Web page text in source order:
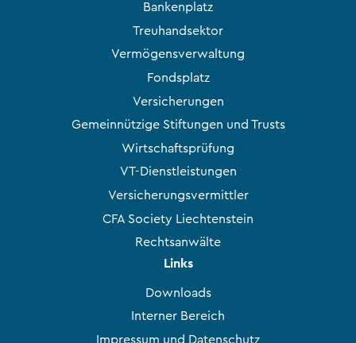
Bankenplatz
Treuhandsektor
Vermögensverwaltung
Fondsplatz
Versicherungen
Gemeinnützige Stiftungen und Trusts
Wirtschaftsprüfung
VT-Dienstleistungen
Versicherungsvermittler
CFA Society Liechtenstein
Rechtsanwälte
Links
Downloads
Interner Bereich
Impressum und Datenschutz